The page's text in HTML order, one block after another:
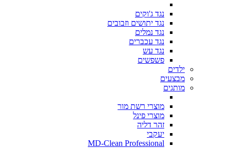
נגד ג'וקים
נגד יתושים וזבובים
נגד נמלים
נגד עכברים
נגד עש
פשפשים
ילדים
מבצעים
מותגים
מוצרי רשת מור
מוצרי פינל
זהר דליה
יעקבי
MD-Clean Professional